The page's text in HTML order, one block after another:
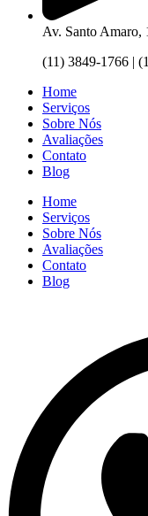
Av. Santo Amaro,
(11) 3849-1766 |
Home
Serviços
Sobre Nós
Avaliações
Contato
Blog
Home
Serviços
Sobre Nós
Avaliações
Contato
Blog